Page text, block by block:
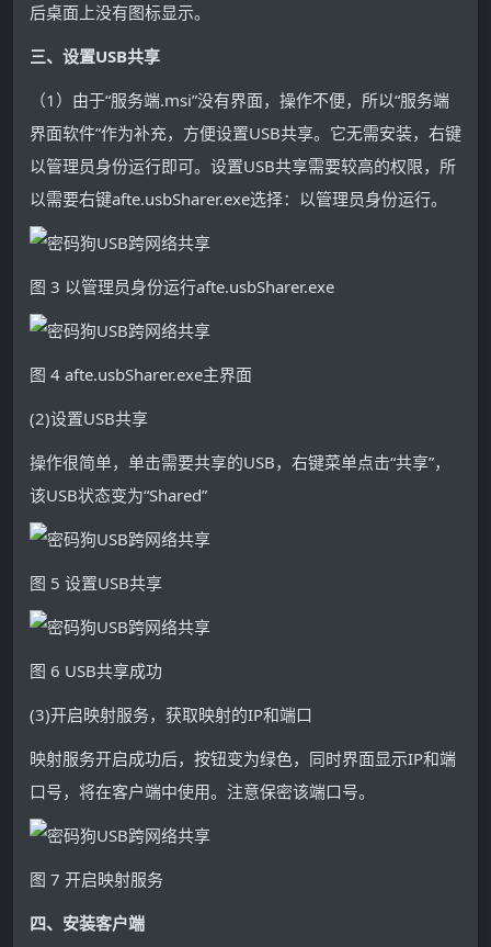
后桌面上没有图标显示。
三、设置USB共享
（1）由于“服务端.msi”没有界面，操作不便，所以“服务端
界面软件”作为补充，方便设置USB共享。它无需安装，右键
以管理员身份运行即可。设置USB共享需要较高的权限，所
以需要右键afte.usbSharer.exe选择：以管理员身份运行。
图 3 以管理员身份运行afte.usbSharer.exe
图 4 afte.usbSharer.exe主界面
(2)设置USB共享
操作很简单，单击需要共享的USB，右键菜单点击“共享”，
该USB状态变为“Shared”
图 5 设置USB共享
图 6 USB共享成功
(3)开启映射服务，获取映射的IP和端口
映射服务开启成功后，按钮变为绿色，同时界面显示IP和端
口号，将在客户端中使用。注意保密该端口号。
图 7 开启映射服务
四、安装客户端